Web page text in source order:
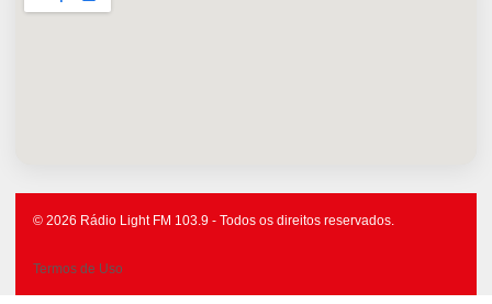
© 2026 Rádio Light FM 103.9 - Todos os direitos reservados.
Termos de Uso